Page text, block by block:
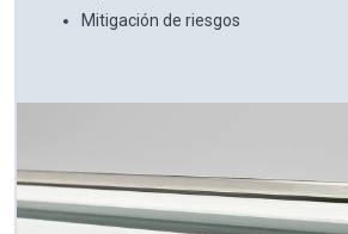
Mitigación de riesgos